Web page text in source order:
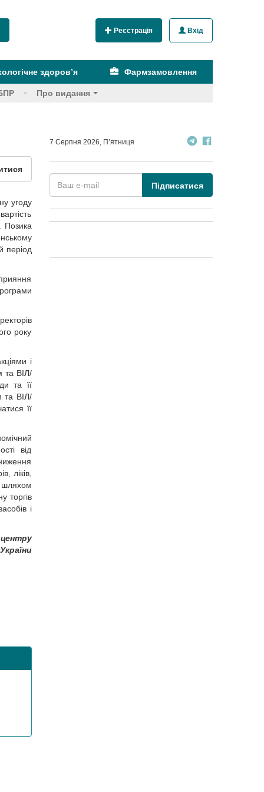
Реєстрація Вхід
здоров’я Фармзамовлення
Про видання
угоду
Позика
період
року
і
та ВІЛ/
та її
та ВІЛ/
її
від
ліків,
шляхом
торгів
і
7 Серпня 2026, П’ятниця
Підписатися